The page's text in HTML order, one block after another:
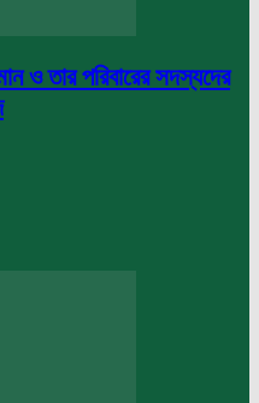
ও তার পরিবারের সদস্যদের